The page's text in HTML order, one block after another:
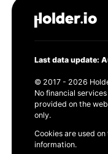
Last data update:
© 2017 - 2026
No financial
provided on the
only.
Cookies are used
information.